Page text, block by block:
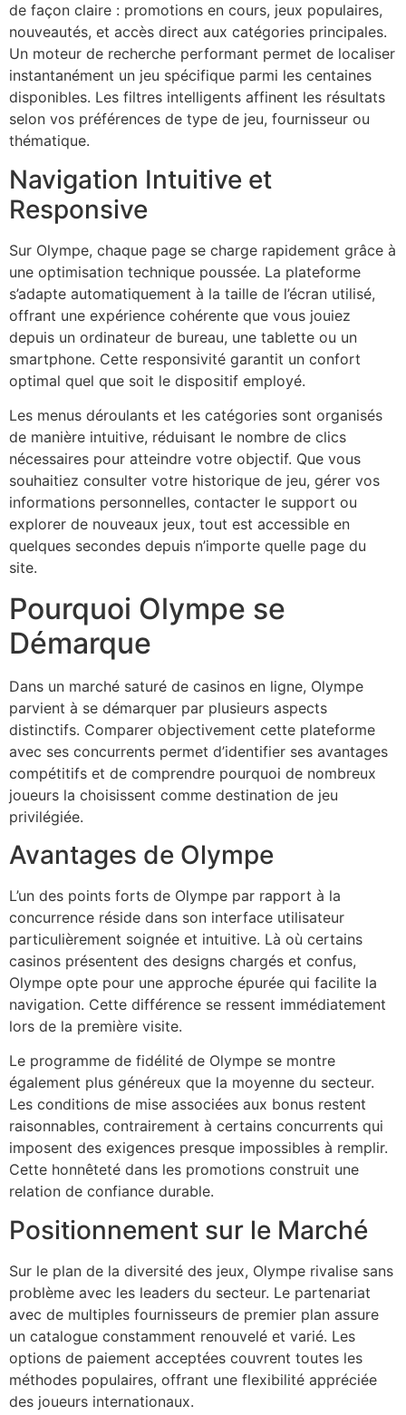
de façon claire : promotions en cours, jeux populaires,
nouveautés, et accès direct aux catégories principales.
Un moteur de recherche performant permet de localiser
instantanément un jeu spécifique parmi les centaines
disponibles. Les filtres intelligents affinent les résultats
selon vos préférences de type de jeu, fournisseur ou
thématique.
Navigation Intuitive et
Responsive
Sur Olympe, chaque page se charge rapidement grâce à
une optimisation technique poussée. La plateforme
s’adapte automatiquement à la taille de l’écran utilisé,
offrant une expérience cohérente que vous jouiez
depuis un ordinateur de bureau, une tablette ou un
smartphone. Cette responsivité garantit un confort
optimal quel que soit le dispositif employé.
Les menus déroulants et les catégories sont organisés
de manière intuitive, réduisant le nombre de clics
nécessaires pour atteindre votre objectif. Que vous
souhaitiez consulter votre historique de jeu, gérer vos
informations personnelles, contacter le support ou
explorer de nouveaux jeux, tout est accessible en
quelques secondes depuis n’importe quelle page du
site.
Pourquoi Olympe se
Démarque
Dans un marché saturé de casinos en ligne, Olympe
parvient à se démarquer par plusieurs aspects
distinctifs. Comparer objectivement cette plateforme
avec ses concurrents permet d’identifier ses avantages
compétitifs et de comprendre pourquoi de nombreux
joueurs la choisissent comme destination de jeu
privilégiée.
Avantages de Olympe
L’un des points forts de Olympe par rapport à la
concurrence réside dans son interface utilisateur
particulièrement soignée et intuitive. Là où certains
casinos présentent des designs chargés et confus,
Olympe opte pour une approche épurée qui facilite la
navigation. Cette différence se ressent immédiatement
lors de la première visite.
Le programme de fidélité de Olympe se montre
également plus généreux que la moyenne du secteur.
Les conditions de mise associées aux bonus restent
raisonnables, contrairement à certains concurrents qui
imposent des exigences presque impossibles à remplir.
Cette honnêteté dans les promotions construit une
relation de confiance durable.
Positionnement sur le Marché
Sur le plan de la diversité des jeux, Olympe rivalise sans
problème avec les leaders du secteur. Le partenariat
avec de multiples fournisseurs de premier plan assure
un catalogue constamment renouvelé et varié. Les
options de paiement acceptées couvrent toutes les
méthodes populaires, offrant une flexibilité appréciée
des joueurs internationaux.